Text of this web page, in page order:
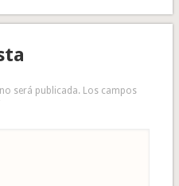
será publicada. Los campos